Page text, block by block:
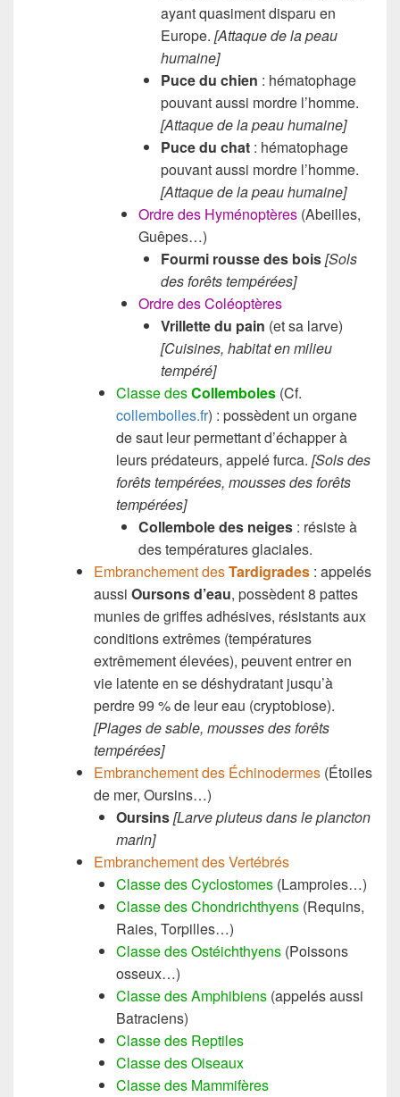
ayant quasiment disparu en
Europe. [Attaque de la peau
humaine]
Puce du chien : hématophage
pouvant aussi mordre l’homme.
[Attaque de la peau humaine]
Puce du chat : hématophage
pouvant aussi mordre l’homme.
[Attaque de la peau humaine]
Ordre des Hyménoptères (Abeilles,
Guêpes…)
Fourmi rousse des bois[Sols
des forêts tempérées]
Ordre des Coléoptères
Vrillette du pain (et sa larve)
[Cuisines, habitat en milieu
tempéré]
Classe desCollemboles (Cf.
collembolles.fr) : possèdent un organe
de saut leur permettant d’échapper à
leurs prédateurs, appelé furca. [Sols des
forêts tempérées, mousses des forêts
tempérées]
Collembole des neiges : résiste à
des températures glaciales.
Embranchement desTardigrades : appelés
aussi Oursons d’eau, possèdent 8 pattes
munies de griffes adhésives, résistants aux
conditions extrêmes (températures
extrêmement élevées), peuvent entrer en
vie latente en se déshydratant jusqu’à
perdre 99 % de leur eau (cryptobiose).
[Plages de sable, mousses des forêts
tempérées]
Embranchement des Échinodermes (Étoiles
de mer, Oursins…)
Oursins[Larve pluteus dans le plancton
marin]
Embranchement des Vertébrés
Classe des Cyclostomes (Lamproies…)
Classe des Chondrichthyens (Requins,
Raies, Torpilles…)
Classe des Ostéichthyens (Poissons
osseux…)
Classe des Amphibiens (appelés aussi
Batraciens)
Classe des Reptiles
Classe des Oiseaux
Classe des Mammifères